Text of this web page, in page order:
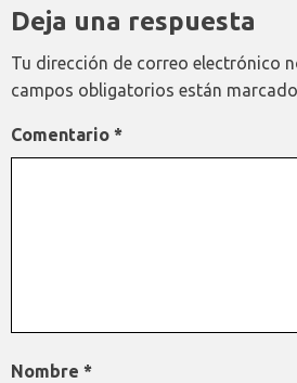
Deja una respuesta
Tu dirección de correo electrónico
campos obligatorios están
Comentario *
Nombre *